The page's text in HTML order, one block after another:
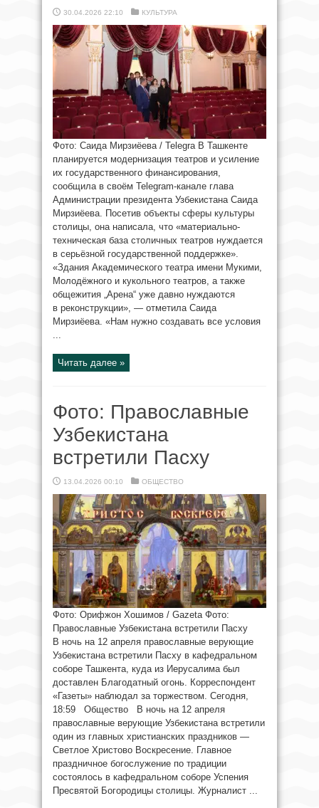
30.04.2026 22:10 КУЛЬТУРА
Фото: Саида Мирзиёева / Telegra В Ташкенте
планируется модернизация театров и усиление
их государственного финансирования,
сообщила в своём Telegram-канале глава
Администрации президента Узбекистана Саида
Мирзиёева. Посетив объекты сферы культуры
столицы, она написала, что «материально-
техническая база столичных театров нуждается
в серьёзной государственной поддержке».
«Здания Академического театра имени Мукими,
Молодёжного и кукольного театров, а также
общежития „Арена“ уже давно нуждаются
в реконструкции», — отметила Саида
Мирзиёева. «Нам нужно создавать все условия
...
Читать далее »
Фото: Православные
Узбекистана
встретили Пасху
13.04.2026 00:10 ОБЩЕСТВО
Фото: Орифжон Хошимов / Gazeta Фото:
Православные Узбекистана встретили Пасху
В ночь на 12 апреля православные верующие
Узбекистана встретили Пасху в кафедральном
соборе Ташкента, куда из Иерусалима был
доставлен Благодатный огонь. Корреспондент
«Газеты» наблюдал за торжеством. Сегодня,
18:59 Общество В ночь на 12 апреля
православные верующие Узбекистана встретили
один из главных христианских праздников —
Светлое Христово Воскресение. Главное
праздничное богослужение по традиции
состоялось в кафедральном соборе Успения
Пресвятой Богородицы столицы. Журналист ...